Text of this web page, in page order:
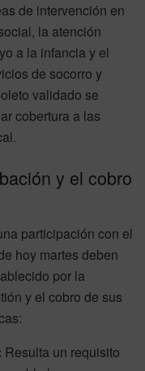
de intervención en
la atención
a la infancia y el
de socorro y
validado se
cobertura a las
y el cobro
participación con el
hoy martes deben
por la
y el cobro de sus
Resulta un requisito